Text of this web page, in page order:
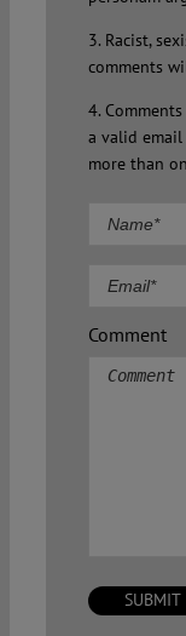
3. Racist,
comments
4.
a valid
more than
Comment